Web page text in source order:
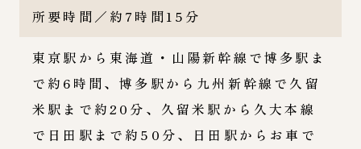
所要時間／約7時間15分
東京駅から東海道・山陽新幹線で博多駅ま
で約6時間、博多駅から九州新幹線で久留
米駅まで約20分、久留米駅から久大本線
で日田駅まで約50分、日田駅からお車で